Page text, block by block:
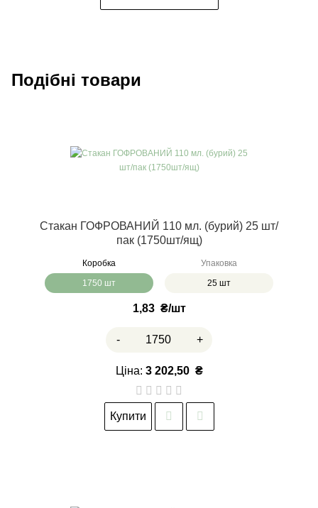
Подібні товари
Стакан ГОФРОВАНИЙ 110 мл. (бурий) 25 шт/
пак (1750шт/ящ)
Коробка
1750 шт
Упаковка
25 шт
1,83 ₴
- +
Ціна: 3 202,50 ₴
Купити